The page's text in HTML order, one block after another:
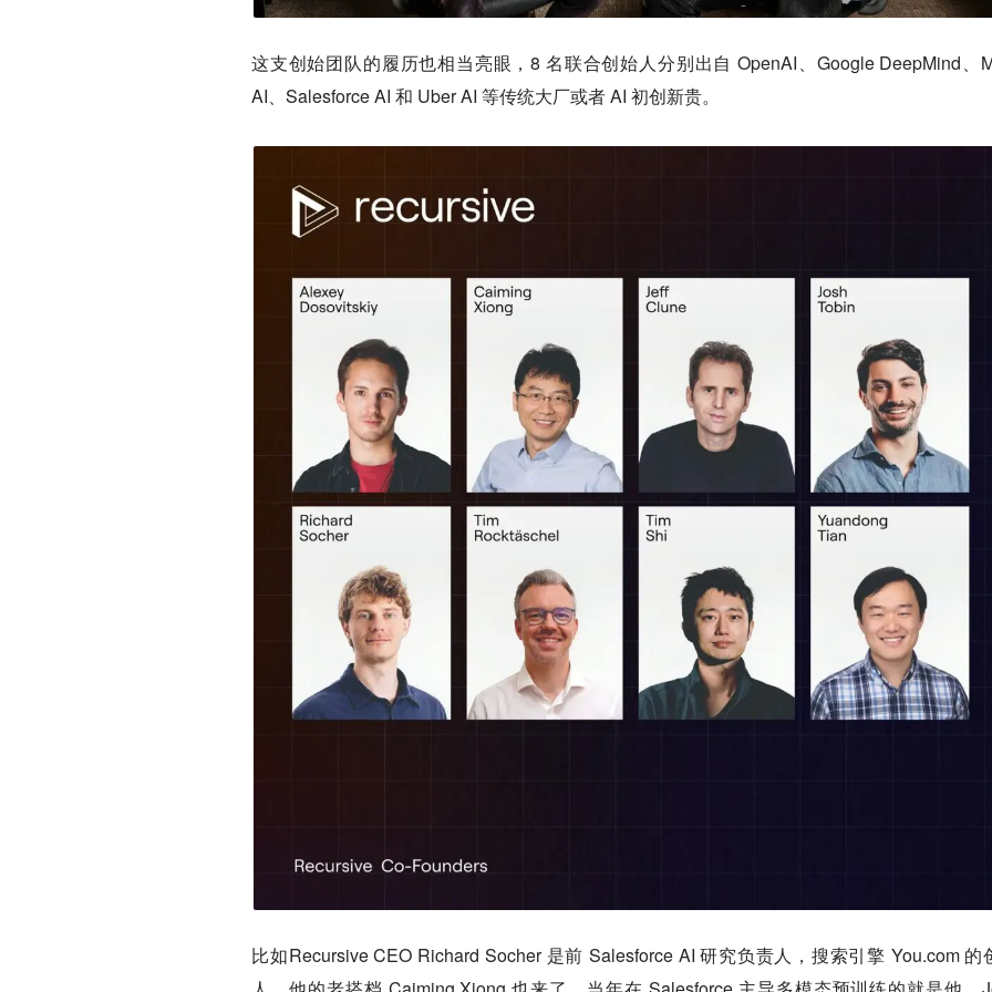
这支创始团队的履历也相当亮眼，8 名联合创始人分别出自 OpenAI、Google DeepMind、
AI、Salesforce AI 和 Uber AI 等传统大厂或者 AI 初创新贵。
比如Recursive CEO Richard Socher 是前 Salesforce AI 研究负责人，搜索引擎 You.com 的